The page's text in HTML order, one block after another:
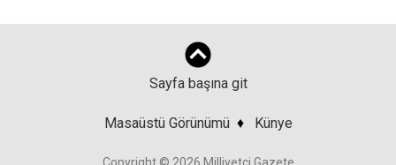
Sayfa başına git
Masaüstü Görünümü ♦ Künye